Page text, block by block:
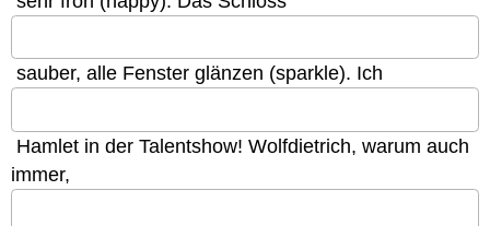
sauber, alle Fenster glänzen (sparkle). Ich
Hamlet in der Talentshow! Wolfdietrich, warum auch
immer,